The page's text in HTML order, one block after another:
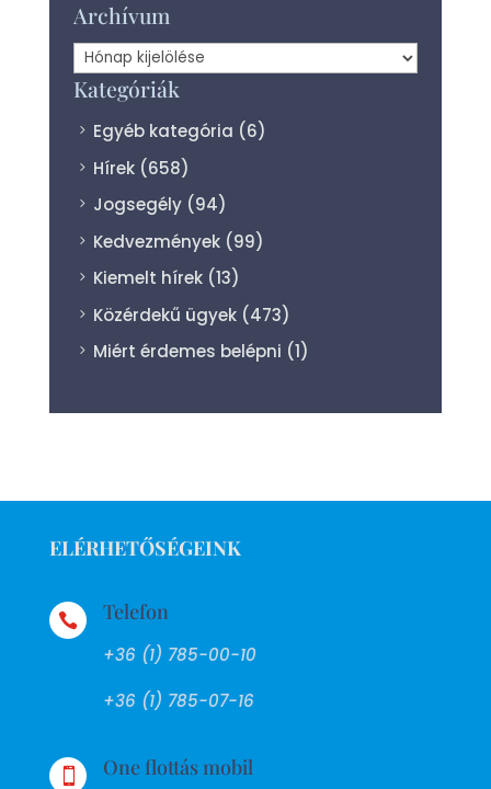
Archívum
Archívum
Kategóriák
Egyéb kategória (6)
Hírek (658)
Jogsegély (94)
Kedvezmények (99)
Kiemelt hírek (13)
Közérdekű ügyek (473)
Miért érdemes belépni (1)
ELÉRHETŐSÉGEINK
 Telefon
+36 (1) 785-00-10
+36 (1) 785-07-16
 One flottás mobil